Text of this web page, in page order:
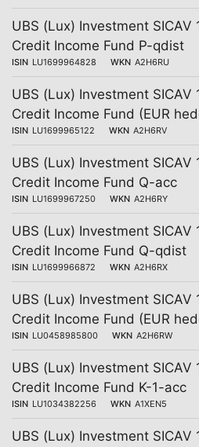
UBS (Lux) Investment SICAV
Credit Income Fund P-qdist
ISIN LU1699964828 WKN A2H6RU
UBS (Lux) Investment SICAV
Credit Income Fund (EUR
ISIN LU1699965122 WKN A2H6RV
UBS (Lux) Investment SICAV
Credit Income Fund Q-acc
ISIN LU1699967250 WKN A2H6RY
UBS (Lux) Investment SICAV
Credit Income Fund Q-qdist
ISIN LU1699966872 WKN A2H6RX
UBS (Lux) Investment SICAV
Credit Income Fund (EUR
ISIN LU0458985800 WKN A2H6RW
UBS (Lux) Investment SICAV
Credit Income Fund K-1-acc
ISIN LU1034382256 WKN A1XEN5
UBS (Lux) Investment SICAV